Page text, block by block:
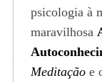
psicologia à
maravilhosa
Meditaçãoe